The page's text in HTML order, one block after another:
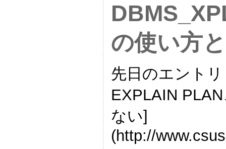
の使い方
先日のエント
EXPLAIN
ない]
(http://